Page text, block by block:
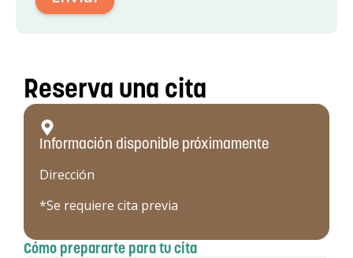
Reserva una cita
Información disponible próximamente
Dirección
*Se requiere cita previa
Cómo prepararte para tu cita